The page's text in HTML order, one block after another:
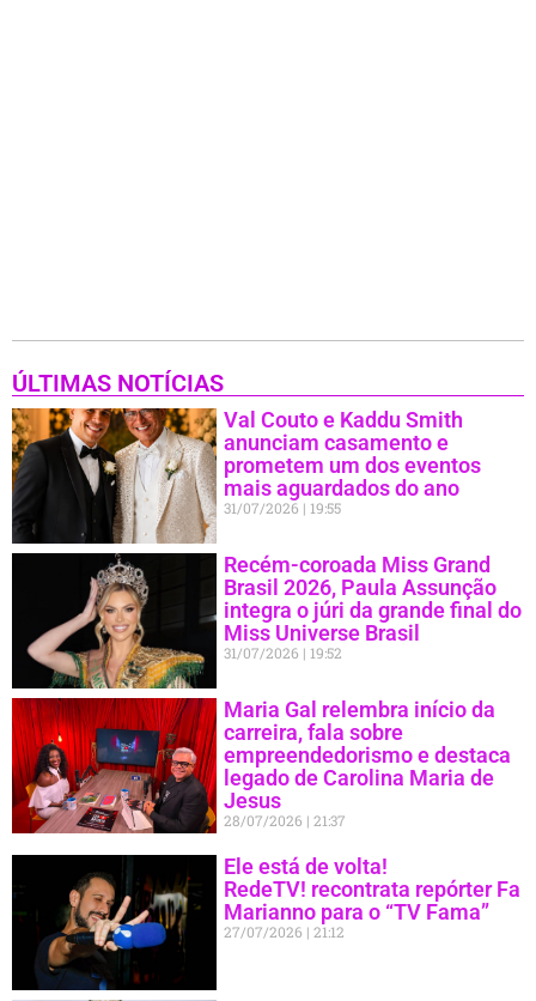
ÚLTIMAS NOTÍCIAS
Val Couto e Kaddu Smith
anunciam casamento e
prometem um dos eventos
mais aguardados do ano
31/07/2026 19:55
Recém-coroada Miss Grand
Brasil 2026, Paula Assunção
integra o júri da grande final do
Miss Universe Brasil
31/07/2026 19:52
Maria Gal relembra início da
carreira, fala sobre
empreendedorismo e destaca
legado de Carolina Maria de
Jesus
28/07/2026 21:37
Ele está de volta!
RedeTV! recontrata repórter Fa
Marianno para o “TV Fama”
27/07/2026 21:12